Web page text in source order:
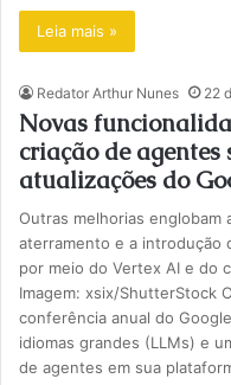
Leia mais »
Redator Arthur Nunes 22
Novas
criação de
atualizações do
Outras melhorias englobam
aterramento e a introdução
por meio do Vertex AI e do
Imagem: xsix/ShutterStock
conferência anual do
idiomas grandes (LLMs) e
de agentes em sua